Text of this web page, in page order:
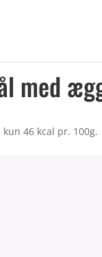
med
46 kcal pr. 100g.